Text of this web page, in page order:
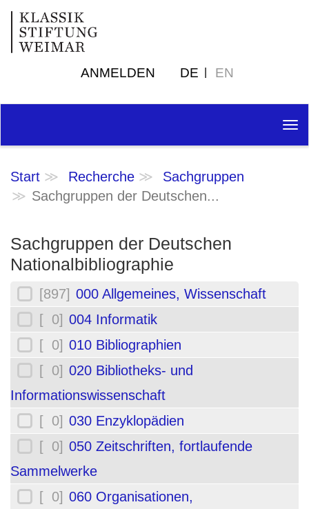
ANMELDEN DE EN
Start Recherche
Sachgruppen
Sachgruppen der Deutschen...
Sachgruppen der Deutschen
Nationalbibliographie
[897] 000 Allgemeines, Wissenschaft
[ 0] 004 Informatik
[ 0] 010 Bibliographien
[ 0] 020 Bibliotheks- und
Informationswissenschaft
[ 0] 030 Enzyklopädien
[ 0] 050 Zeitschriften, fortlaufende
Sammelwerke
[ 0] 060 Organisationen,